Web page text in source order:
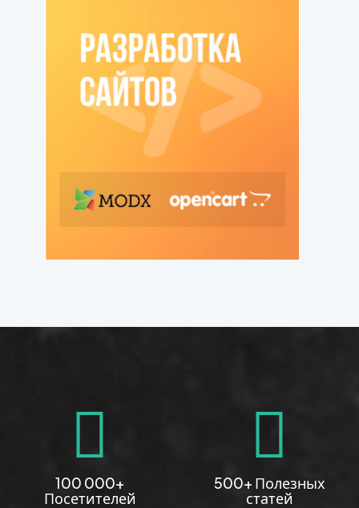
100 000+
Посетителей
500+ Полезных
статей